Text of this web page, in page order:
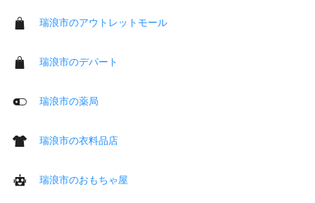
瑞浪市のアウトレットモール
瑞浪市のデパート
瑞浪市の薬局
瑞浪市の衣料品店
瑞浪市のおもちゃ屋